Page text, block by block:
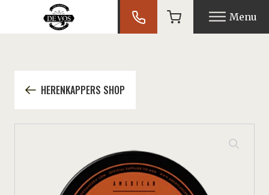
Menu
HERENKAPPERS SHOP